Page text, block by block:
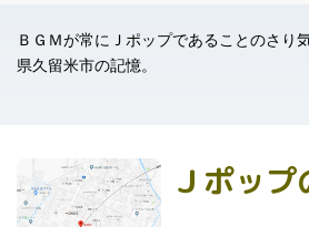
ＢＧＭが常にＪポップであることのさり
県久留米市の記憶。
Ｊポッ